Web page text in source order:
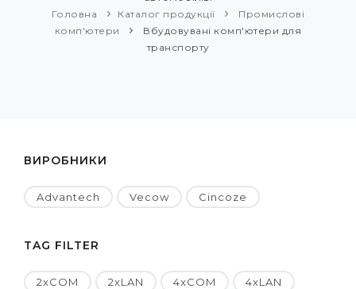
Головна Каталог продукції
Промислові
комп'ютери
Вбудовувані комп'ютери для
транспорту
ВИРОБНИКИ
Advantech Vecow Cincoze
TAG FILTER
2xCOM 2xLAN 4xCOM 4xLAN